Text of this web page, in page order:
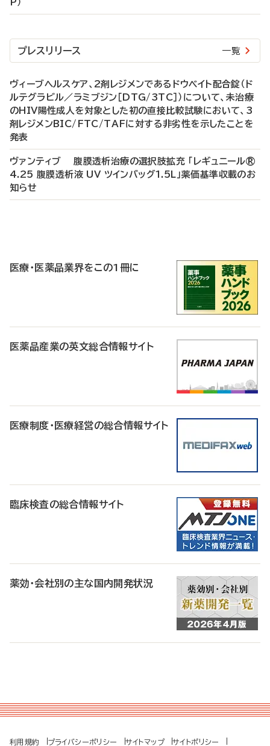
P）
プレスリリース 一覧
ヴィーブヘルスケア、2剤レジメンであるドウベイト配合錠（ド
ルテグラビル／ラミブジン［DTG/3TC］）について、未治療
のHIV陽性成人を対象とした初の直接比較試験において、3
剤レジメンBIC/FTC/TAFに対する非劣性を示したことを
発表
ヴァンティブ 腹膜透析治療の選択肢拡充 「レギュニール®
4.25 腹膜透析液 UV ツインバッグ1.5L」薬価基準収載のお
知らせ
医療・医薬品業界をこの1冊に
医薬品産業の英文総合情報サイト
医療制度・医療経営の総合情報サイト
臨床検査の総合情報サイト
薬効・会社別の主な国内開発状況
利用規約 プライバシーポリシー サイトマップ サイトポリシー